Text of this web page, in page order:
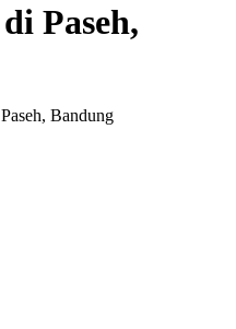
di Paseh,
Paseh, Bandung